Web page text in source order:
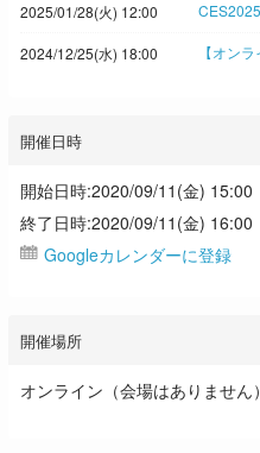
2025/01/28(火) 12:00
2024/12/25(水) 18:00
開催日時
開始日時:2020/09/11(金) 15:00
終了日時:2020/09/11(金) 16:00
Googleカレンダーに登録
開催場所
オンライン（会場はありません）